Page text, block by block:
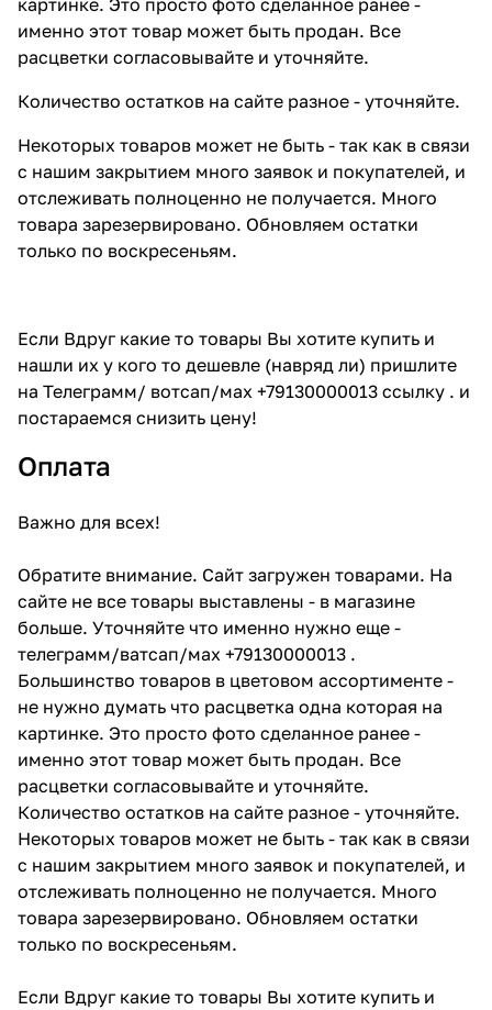
именно этот товар может быть продан. Все
расцветки согласовывайте и уточняйте.
Количество остатков на сайте разное - уточняйте.
Некоторых товаров может не быть - так как в связи
с нашим закрытием много заявок и покупателей, и
отслеживать полноценно не получается. Много
товара зарезервировано. Обновляем остатки
только по воскресеньям.
Если Вдруг какие то товары Вы хотите купить и
нашли их у кого то дешевле (навряд ли) пришлите
на Телеграмм/ вотсап/мах +79130000013 ссылку . и
постараемся снизить цену!
Оплата
Важно для всех!
Обратите внимание. Сайт загружен товарами. На
сайте не все товары выставлены - в магазине
больше. Уточняйте что именно нужно еще -
телеграмм/ватсап/мах +79130000013 .
Большинство товаров в цветовом ассортименте -
не нужно думать что расцветка одна которая на
картинке. Это просто фото сделанное ранее -
именно этот товар может быть продан. Все
расцветки согласовывайте и уточняйте.
Количество остатков на сайте разное - уточняйте.
Некоторых товаров может не быть - так как в связи
с нашим закрытием много заявок и покупателей, и
отслеживать полноценно не получается. Много
товара зарезервировано. Обновляем остатки
только по воскресеньям.
Если Вдруг какие то товары Вы хотите купить и